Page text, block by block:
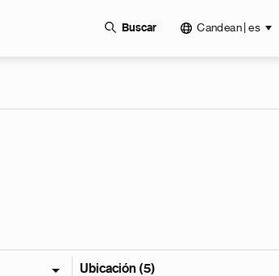
Buscar Candean | es
Ubicación (5)